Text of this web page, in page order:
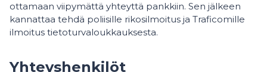
ottamaan viipymättä yhteyttä pankkiin. Sen jälkeen
kannattaa tehdä poliisille rikosilmoitus ja Traficomille
ilmoitus tietoturvaloukkauksesta.
Yhteyshenkilöt